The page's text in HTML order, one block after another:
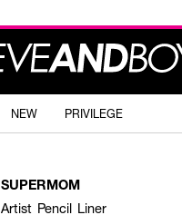
NEW PRIVILEGE
SUPERMOM
Artist Pencil Liner